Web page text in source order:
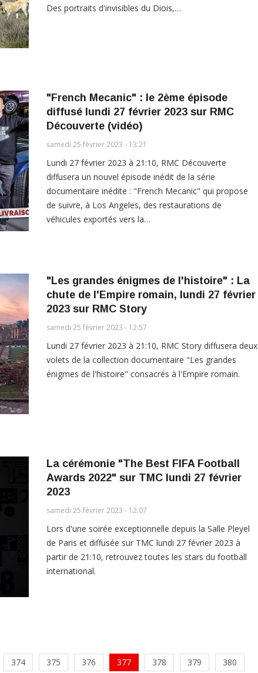
Des portraits d'invisibles du Diois,…
"French Mecanic" : le 2ème épisode
diffusé lundi 27 février 2023 sur RMC
Découverte (vidéo)
samedi 25 février 2023 - 13:21
Lundi 27 février 2023 à 21:10, RMC Découverte
diffusera un nouvel épisode inédit de la série
documentaire inédite : "French Mecanic" qui propose
de suivre, à Los Angeles, des restaurations de
véhicules exportés vers la…
"Les grandes énigmes de l'histoire" : La
chute de l'Empire romain, lundi 27 février
2023 sur RMC Story
samedi 25 février 2023 - 12:57
Lundi 27 février 2023 à 21:10, RMC Story diffusera deux
volets de la collection documentaire "Les grandes
énigmes de l'histoire" consacrés à l'Empire romain.
La cérémonie "The Best FIFA Football
Awards 2022" sur TMC lundi 27 février
2023
samedi 25 février 2023 - 12:07
Lors d'une soirée exceptionnelle depuis la Salle Pleyel
de Paris et diffusée sur TMC lundi 27 février 2023 à
partir de 21:10, retrouvez toutes les stars du football
international.
374 375 376 377 378 379 380